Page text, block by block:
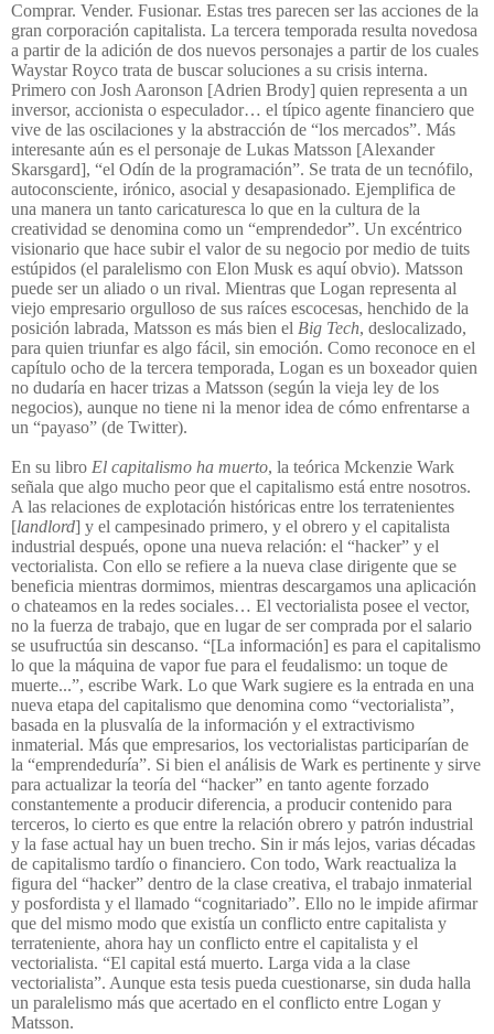
Comprar. Vender. Fusionar. Estas tres parecen ser las acciones de la
gran corporación capitalista. La tercera temporada resulta novedosa
a partir de la adición de dos nuevos personajes a partir de los cuales
Waystar Royco trata de buscar soluciones a su crisis interna.
Primero con Josh Aaronson [Adrien Brody] quien representa a un
inversor, accionista o especulador… el típico agente financiero que
vive de las oscilaciones y la abstracción de “los mercados”. Más
interesante aún es el personaje de Lukas Matsson [Alexander
Skarsgard], “el Odín de la programación”. Se trata de un tecnófilo,
autoconsciente, irónico, asocial y desapasionado. Ejemplifica de
una manera un tanto caricaturesca lo que en la cultura de la
creatividad se denomina como un “emprendedor”. Un excéntrico
visionario que hace subir el valor de su negocio por medio de tuits
estúpidos (el paralelismo con Elon Musk es aquí obvio). Matsson
puede ser un aliado o un rival. Mientras que Logan representa al
viejo empresario orgulloso de sus raíces escocesas, henchido de la
posición labrada, Matsson es más bien el Big Tech, deslocalizado,
para quien triunfar es algo fácil, sin emoción. Como reconoce en el
capítulo ocho de la tercera temporada, Logan es un boxeador quien
no dudaría en hacer trizas a Matsson (según la vieja ley de los
negocios), aunque no tiene ni la menor idea de cómo enfrentarse a
un “payaso” (de Twitter).
En su libro El capitalismo ha muerto, la teórica Mckenzie Wark
señala que algo mucho peor que el capitalismo está entre nosotros.
A las relaciones de explotación históricas entre los terratenientes
[landlord] y el campesinado primero, y el obrero y el capitalista
industrial después, opone una nueva relación: el “hacker” y el
vectorialista. Con ello se refiere a la nueva clase dirigente que se
beneficia mientras dormimos, mientras descargamos una aplicación
o chateamos en la redes sociales… El vectorialista posee el vector,
no la fuerza de trabajo, que en lugar de ser comprada por el salario
se usufructúa sin descanso. “[La información] es para el capitalismo
lo que la máquina de vapor fue para el feudalismo: un toque de
muerte...”, escribe Wark. Lo que Wark sugiere es la entrada en una
nueva etapa del capitalismo que denomina como “vectorialista”,
basada en la plusvalía de la información y el extractivismo
inmaterial. Más que empresarios, los vectorialistas participarían de
la “emprendeduría”. Si bien el análisis de Wark es pertinente y sirve
para actualizar la teoría del “hacker” en tanto agente forzado
constantemente a producir diferencia, a producir contenido para
terceros, lo cierto es que entre la relación obrero y patrón industrial
y la fase actual hay un buen trecho. Sin ir más lejos, varias décadas
de capitalismo tardío o financiero. Con todo, Wark reactualiza la
figura del “hacker” dentro de la clase creativa, el trabajo inmaterial
y posfordista y el llamado “cognitariado”. Ello no le impide afirmar
que del mismo modo que existía un conflicto entre capitalista y
terrateniente, ahora hay un conflicto entre el capitalista y el
vectorialista. “El capital está muerto. Larga vida a la clase
vectorialista”. Aunque esta tesis pueda cuestionarse, sin duda halla
un paralelismo más que acertado en el conflicto entre Logan y
Matsson.